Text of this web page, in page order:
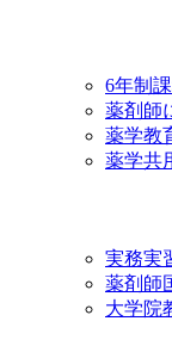
6年制
薬剤師
薬学教
薬学共
実務実
薬剤師
大学院